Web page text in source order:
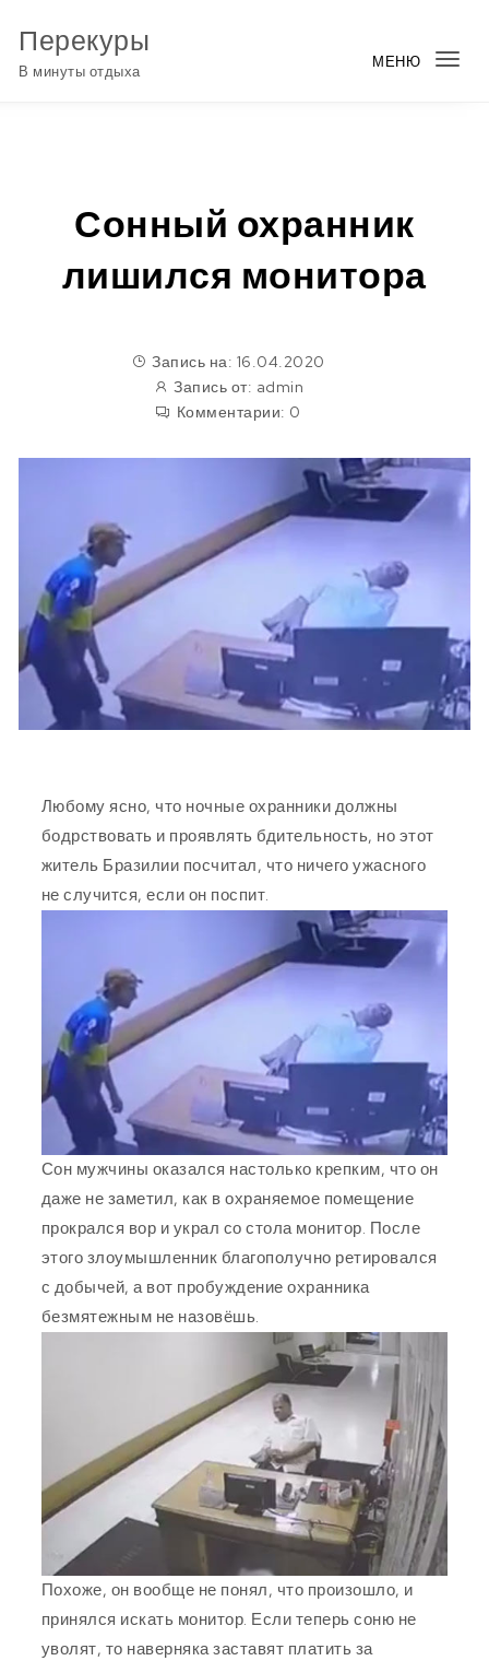
Перекуры
В минуты отдыха
МЕНЮ
Сонный охранник
лишился монитора
Запись на: 16.04.2020
Запись от: admin
Комментарии: 0
Любому ясно, что ночные охранники должны
бодрствовать и проявлять бдительность, но этот
житель Бразилии посчитал, что ничего ужасного
не случится, если он поспит.
Сон мужчины оказался настолько крепким, что он
даже не заметил, как в охраняемое помещение
прокрался вор и украл со стола монитор. После
этого злоумышленник благополучно ретировался
с добычей, а вот пробуждение охранника
безмятежным не назовёшь.
Похоже, он вообще не понял, что произошло, и
принялся искать монитор. Если теперь соню не
уволят, то наверняка заставят платить за